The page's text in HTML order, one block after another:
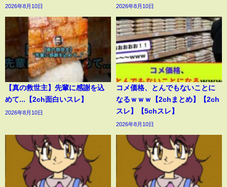
2026年8月10日 2026年8月10日
【真の救世主】先輩に感謝を込
めて...【2ch面白いスレ】
2026年8月10日
コメ価格、とんでもないことに
なるｗｗｗ【2chまとめ】【2ch
スレ】【5chスレ】
2026年8月10日